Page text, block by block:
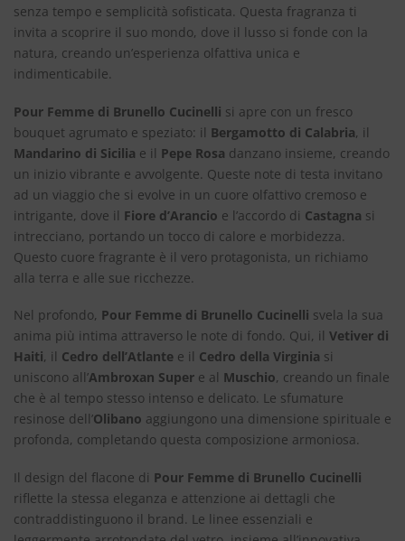
senza tempo e semplicità sofisticata. Questa fragranza ti
invita a scoprire il suo mondo, dove il lusso si fonde con la
natura, creando un’esperienza olfattiva unica e
indimenticabile.
Pour Femme di Brunello Cucinelli si apre con un fresco
bouquet agrumato e speziato: il Bergamotto di Calabria, il
Mandarino di Sicilia e il Pepe Rosa danzano insieme, creando
un inizio vibrante e avvolgente. Queste note di testa invitano
ad un viaggio che si evolve in un cuore olfattivo cremoso e
intrigante, dove il Fiore d’Arancio e l’accordo di Castagna si
intrecciano, portando un tocco di calore e morbidezza.
Questo cuore fragrante è il vero protagonista, un richiamo
alla terra e alle sue ricchezze.
Nel profondo, Pour Femme di Brunello Cucinelli svela la sua
anima più intima attraverso le note di fondo. Qui, il Vetiver di
Haiti, il Cedro dell’Atlante e il Cedro della Virginia si
uniscono all’Ambroxan Super e al Muschio, creando un finale
che è al tempo stesso intenso e delicato. Le sfumature
resinose dell’Olibano aggiungono una dimensione spirituale e
profonda, completando questa composizione armoniosa.
Il design del flacone di Pour Femme di Brunello Cucinelli
riflette la stessa eleganza e attenzione ai dettagli che
contraddistinguono il brand. Le linee essenziali e